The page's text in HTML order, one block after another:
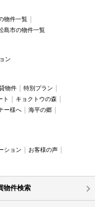
物件一覧
島市の物件一覧
ン
物件
特別プラン
ト
キョクトウの森
ー様へ
海平の郷
ション
お客様の声
物件検索